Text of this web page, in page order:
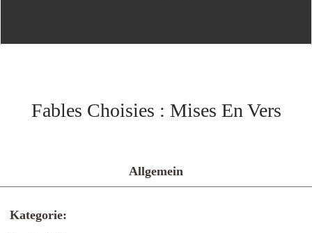
Fables Choisies : Mises En Vers
Allgemein
Kategorie: